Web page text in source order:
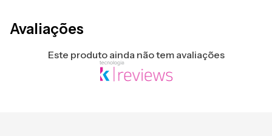
Avaliações
Este produto ainda não tem avaliações